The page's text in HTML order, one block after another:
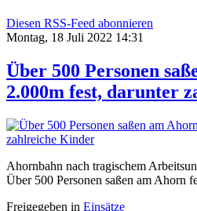
Diesen RSS-Feed abonnieren
Montag, 18 Juli 2022 14:31
Über 500 Personen
2.000m fest, darunter
Ahornbahn nach tragischem
Über 500 Personen saßen am Ahorn
Freigegeben in Einsätze